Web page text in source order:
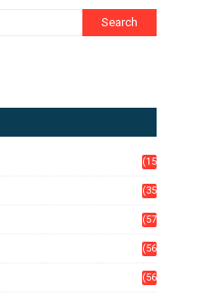
(15
(35
(57
(56
(56